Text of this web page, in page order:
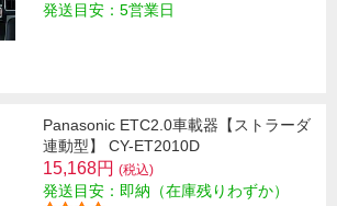
発送目安：5営業日
Panasonic ETC2.0車載器【ストラーダ
連動型】 CY-ET2010D
15,168円 (税込)
発送目安：即納（在庫残りわずか）